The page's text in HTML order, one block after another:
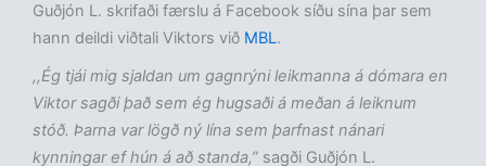
Guðjón L. skrifaði færslu á Facebook síðu sína þar sem
hann deildi viðtali Viktors við MBL.
,,Ég tjái mig sjaldan um gagnrýni leikmanna á dómara en
Viktor sagði það sem ég hugsaði á meðan á leiknum
stóð. Þarna var lögð ný lína sem þarfnast nánari
kynningar ef hún á að standa,” sagði Guðjón L.